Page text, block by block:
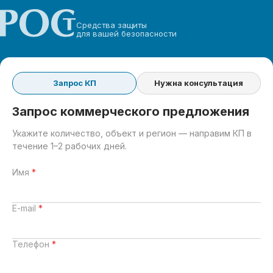
Средства защиты
для вашей безопасности
Запрос КП Нужна консультация
Запрос коммерческого предложения
Укажите количество, объект и регион — направим КП в
течение 1–2 рабочих дней.
Имя *
E-mail *
Телефон *